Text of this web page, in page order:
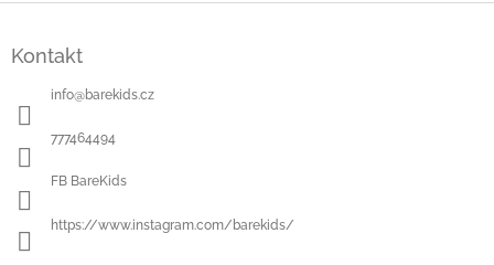
Kontakt
info@barekids.cz
777464494
FB BareKids
https://www.instagram.com/barekids/